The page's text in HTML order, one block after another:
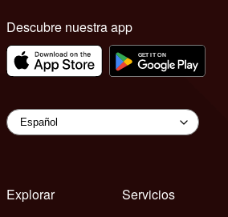
Descubre nuestra app
Explorar
Servicios